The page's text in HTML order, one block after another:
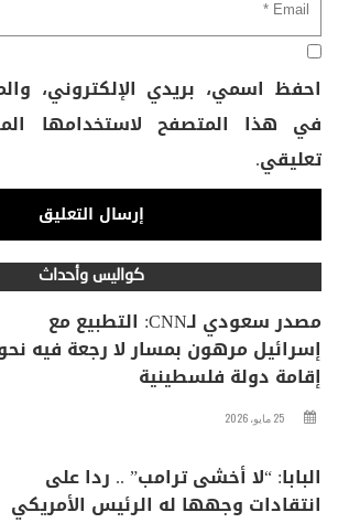
احفظ اسمي، بريدي الإلكتروني،
في هذا المتصفح لاستخدامها
تعليقي.
كواليس وأحداث
مصدر سعودي لـCNN: التطبيع مع
إسرائيل مرهون بمسار لا رجعة فيه
إقامة دولة فلسطينية
25 مايو، 2026
البابا: “لا أخشى ترامب” .. ردا على
انتقادات وجهها له الرئيس الأمريكي